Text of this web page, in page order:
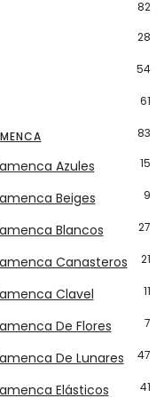
elegir en la
variantes. Las
€ hasta 124,00
elegir en la
variantes. Las
82
28
54
61
83
Azules 15
Beiges 9
Blancos 27
Canasteros 21
Clavel 11
De Flores 7
De Lunares 47
Elásticos 41